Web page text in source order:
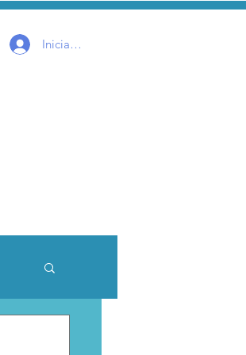
Iniciar sesión